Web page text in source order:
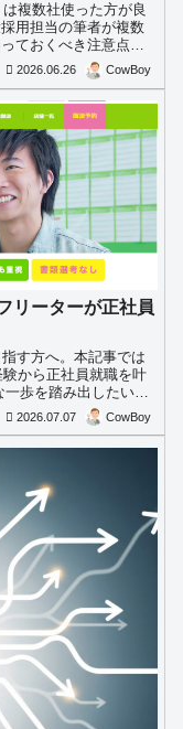
複数社使った方が良
用担当の筆者が複数
ておくべき注意点を
利用していない方は、
2026.06.26 CowBoy
リーターが正社員
す方へ。本記事では
から正社員就職を叶
歩を踏み出したい方
2026.07.07 CowBoy